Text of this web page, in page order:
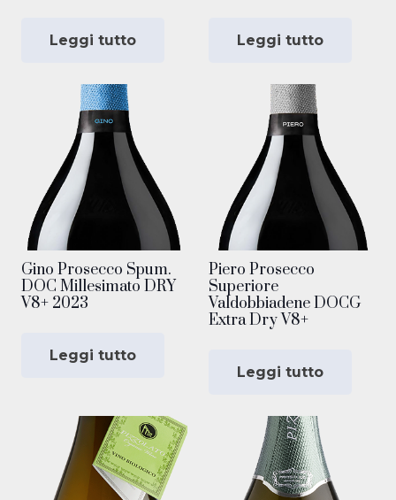
Leggi tutto Leggi tutto
Gino Prosecco Spum.
DOC Millesimato DRY
V8+ 2023
Leggi tutto
Piero Prosecco
Superiore
Valdobbiadene DOCG
Extra Dry V8+
Leggi tutto